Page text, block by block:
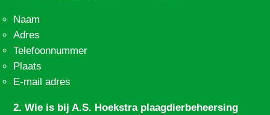
Naam
Adres
Telefoonnummer
Plaats
E-mail adres
2. Wie is bij A.S. Hoekstra plaagdierbeheersing